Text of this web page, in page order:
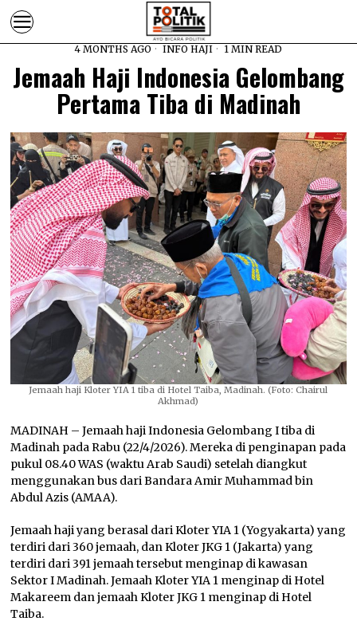
4 MONTHS AGO INFO HAJI 1 MIN READ
Jemaah Haji Indonesia Gelombang
Pertama Tiba di Madinah
Jemaah haji Kloter YIA 1 tiba di Hotel Taiba, Madinah. (Foto: Chairul
Akhmad)
MADINAH – Jemaah haji Indonesia Gelombang I tiba di
Madinah pada Rabu (22/4/2026). Mereka di penginapan pada
pukul 08.40 WAS (waktu Arab Saudi) setelah diangkut
menggunakan bus dari Bandara Amir Muhammad bin
Abdul Azis (AMAA).
Jemaah haji yang berasal dari Kloter YIA 1 (Yogyakarta) yang
terdiri dari 360 jemaah, dan Kloter JKG 1 (Jakarta) yang
terdiri dari 391 jemaah tersebut menginap di kawasan
Sektor I Madinah. Jemaah Kloter YIA 1 menginap di Hotel
Makareem dan jemaah Kloter JKG 1 menginap di Hotel
Taiba.